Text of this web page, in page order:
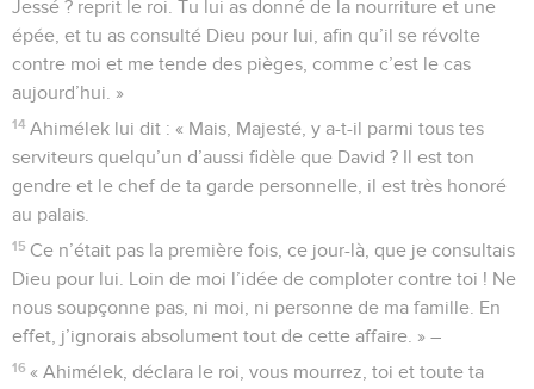
Jessé ? reprit le roi. Tu lui as donné de la nourriture et une
épée, et tu as consulté Dieu pour lui, afin qu’il se révolte
contre moi et me tende des pièges, comme c’est le cas
aujourd’hui. »
14 Ahimélek lui dit : « Mais, Majesté, y a-t-il parmi tous tes
serviteurs quelqu’un d’aussi fidèle que David ? Il est ton
gendre et le chef de ta garde personnelle, il est très honoré
au palais.
15 Ce n’était pas la première fois, ce jour-là, que je consultais
Dieu pour lui. Loin de moi l’idée de comploter contre toi ! Ne
nous soupçonne pas, ni moi, ni personne de ma famille. En
effet, j’ignorais absolument tout de cette affaire. » –
16 « Ahimélek, déclara le roi, vous mourrez, toi et toute ta